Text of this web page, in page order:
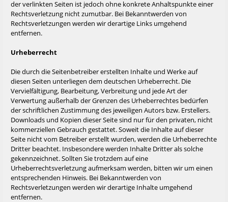
der verlinkten Seiten ist jedoch ohne konkrete Anhaltspunkte einer
Rechtsverletzung nicht zumutbar. Bei Bekanntwerden von
Rechtsverletzungen werden wir derartige Links umgehend
entfernen.
Urheberrecht
Die durch die Seitenbetreiber erstellten Inhalte und Werke auf
diesen Seiten unterliegen dem deutschen Urheberrecht. Die
Vervielfältigung, Bearbeitung, Verbreitung und jede Art der
Verwertung außerhalb der Grenzen des Urheberrechtes bedürfen
der schriftlichen Zustimmung des jeweiligen Autors bzw. Erstellers.
Downloads und Kopien dieser Seite sind nur für den privaten, nicht
kommerziellen Gebrauch gestattet. Soweit die Inhalte auf dieser
Seite nicht vom Betreiber erstellt wurden, werden die Urheberrechte
Dritter beachtet. Insbesondere werden Inhalte Dritter als solche
gekennzeichnet. Sollten Sie trotzdem auf eine
Urheberrechtsverletzung aufmerksam werden, bitten wir um einen
entsprechenden Hinweis. Bei Bekanntwerden von
Rechtsverletzungen werden wir derartige Inhalte umgehend
entfernen.